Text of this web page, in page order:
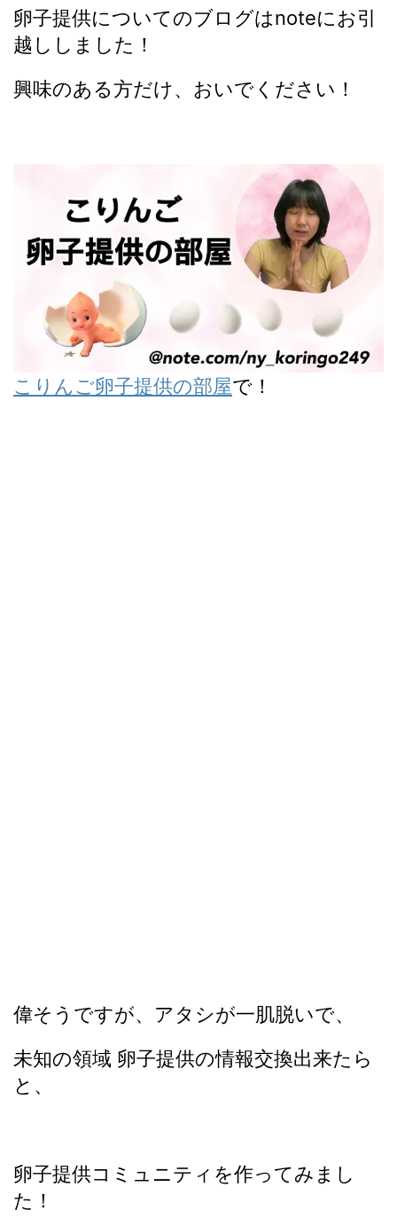
卵子提供についてのブログはnoteにお引
越ししました！
興味のある方だけ、おいでください！
こりんご卵子提供の部屋で！
偉そうですが、アタシが一肌脱いで、
未知の領域 卵子提供の情報交換出来たら
と、
卵子提供コミュニティを作ってみまし
た！